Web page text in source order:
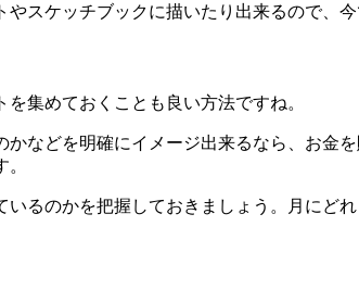
スケッチブックに描いたり出来るので、
集めておくことも良い方法ですね。
などを明確にイメージ出来るなら、お金
るのかを把握しておきましょう。月にど